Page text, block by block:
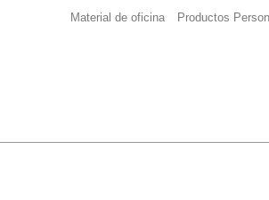
Material de oficina Productos